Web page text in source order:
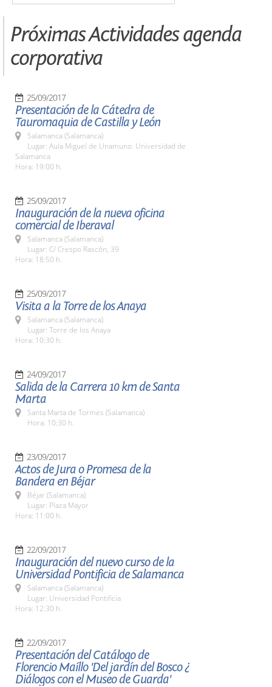
Próximas Actividades agenda
corporativa
25/09/2017
Presentación de la Cátedra de
Tauromaquia de Castilla y León
Salamanca (Salamanca)
Lugar: Aula Miguel de Unamuno. Universidad de
Salamanca
Hora: 19:00 h.
25/09/2017
Inauguración de la nueva oficina
comercial de Iberaval
Salamanca (Salamanca)
Lugar: C/ Crespo Rascón, 39
Hora: 18:50 h.
25/09/2017
Visita a la Torre de los Anaya
Salamanca (Salamanca)
Lugar: Torre de los Anaya
Hora: 10:30 h.
24/09/2017
Salida de la Carrera 10 km de Santa
Marta
Santa Marta de Tormes (Salamanca)
Hora: 10:30 h.
23/09/2017
Actos de Jura o Promesa de la
Bandera en Béjar
Béjar (Salamanca)
Lugar: Plaza Mayor
Hora: 11:00 h.
22/09/2017
Inauguración del nuevo curso de la
Universidad Pontificia de Salamanca
Salamanca (Salamanca)
Lugar: Universidad Pontificia
Hora: 12:30 h.
22/09/2017
Presentación del Catálogo de
Florencio Maíllo 'Del jardín del Bosco ¿
Diálogos con el Museo de Guarda'